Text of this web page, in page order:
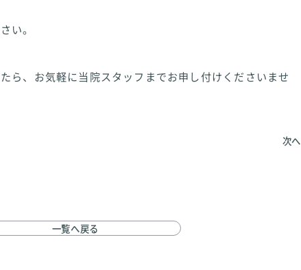
い。
ら、お気軽に当院スタッフまでお申し付けくださいませ
次へ
一覧へ戻る